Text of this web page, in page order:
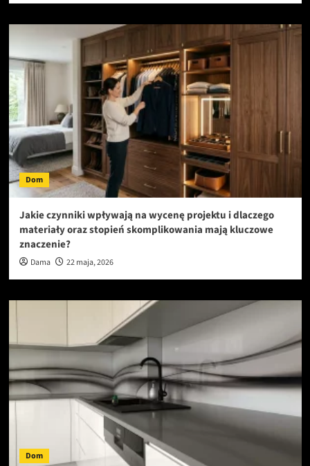
Dom
Jakie czynniki wpływają na wycenę projektu i dlaczego
materiały oraz stopień skomplikowania mają kluczowe
znaczenie?
Dama 22 maja, 2026
Dom